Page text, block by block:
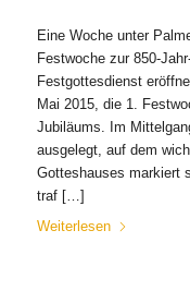
Eine Woche unter
Festwoche zur 850-
Festgottesdienst
Mai 2015, die 1.
Jubiläums. Im
ausgelegt, auf dem
Gotteshauses markiert
traf […]
Weiterlesen